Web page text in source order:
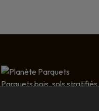
Parquets bois, sols